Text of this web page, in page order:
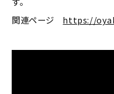
関連ページ https://